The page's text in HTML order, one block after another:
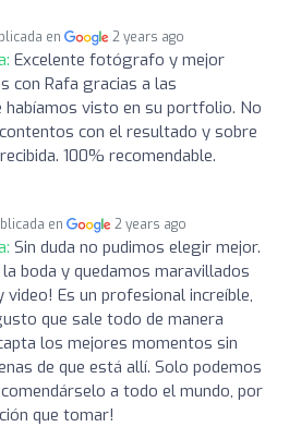
en 2 years ago
Excelente fotógrafo y mejor
con Rafa gracias a las
habíamos visto en su portfolio. No
con el resultado y sobre
100% recomendable.
en 2 years ago
Sin duda no pudimos elegir mejor.
boda y quedamos maravillados
Es un profesional increíble,
que sale todo de manera
los mejores momentos sin
de que está allí. Solo podemos
a todo el mundo, por
que tomar!